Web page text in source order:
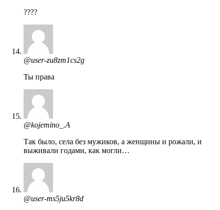
????
@user-zu8zm1cs2g
Ты права
@kojemino_.A
Так было, села без мужиков, а женщины и рожали, и
выживали годами, как могли…
@user-ms5ju5kr8d